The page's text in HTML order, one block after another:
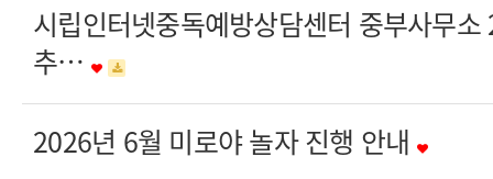
시립인터넷중독예방상담센터 중부사무
추…
2026년 6월 미로야 놀자 진행 안내